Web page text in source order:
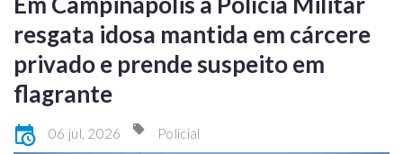
resgata idosa mantida em cárcere
privado e prende suspeito em
flagrante
06 jul, 2026 Policial